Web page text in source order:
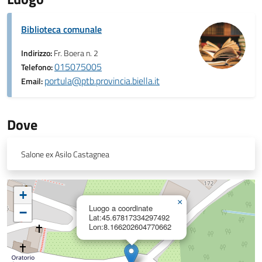
Biblioteca comunale
Indirizzo:Fr. Boera n. 2
Telefono:015075005
Email:portula@ptb.provincia.biella.it
Dove
Salone ex Asilo Castagnea
Luogo a coordinate
Lat:45.67817334297492
Lon:8.166202604770662
×
+
−